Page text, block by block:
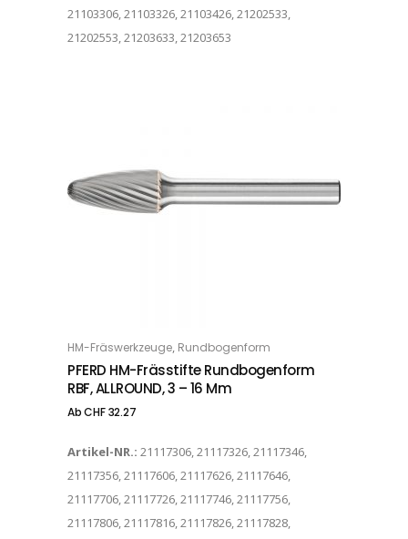
21103306, 21103326, 21103426, 21202533,
21202553, 21203633, 21203653
OPTIONS
HM-Fräswerkzeuge, Rundbogenform
PFERD HM-Frässtifte Rundbogenform
RBF, ALLROUND, 3 – 16 Mm
AbCHF32.27
Artikel-NR.: 21117306, 21117326, 21117346,
21117356, 21117606, 21117626, 21117646,
21117706, 21117726, 21117746, 21117756,
21117806, 21117816, 21117826, 21117828,